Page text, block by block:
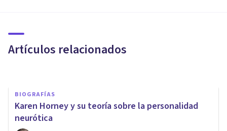
Artículos relacionados
Marvin Zuckerman
BIOGRAFÍAS
Karen Horney y su teoría sobre la personalidad
neurótica